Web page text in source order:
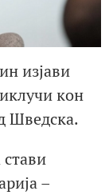
изјави
кон
Шведска.
стави
–